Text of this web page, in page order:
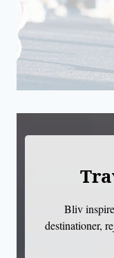
Bliv
destinationer,